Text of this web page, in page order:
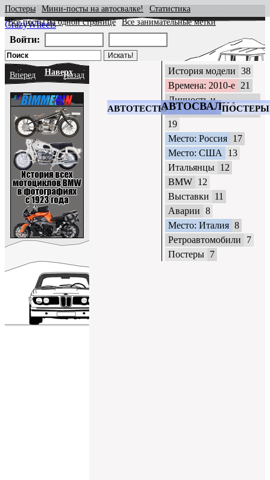
CrazyWheels
АВТОТЕСТЫАВТОСВАЛКАПОСТЕРЫ
Постеры Мини-посты на автосвалке!
Статистика
Все посты на одной странице
Все занимательные метки
Войти:
Вперед НаверхНазад История модели 38
Времена: 2010-е 21
Личность и
автомобиль
19
Место: Россия 17
Место: США
13
Итальянцы 12
BMW 12
Выставки
11
Аварии 8
Место: Италия 8
Ретроавтомобили
7
Постеры 7